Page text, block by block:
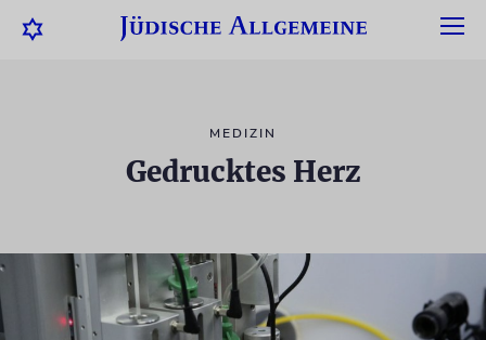
MEDIZIN
Gedrucktes Herz